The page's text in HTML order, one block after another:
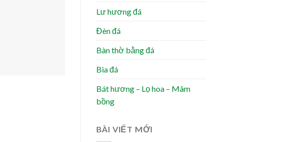
Lư hương đá
Đèn đá
Bàn thờ bằng đá
Bia đá
Bát hương – Lọ hoa – Mâm
bồng
BÀI VIẾT MỚI